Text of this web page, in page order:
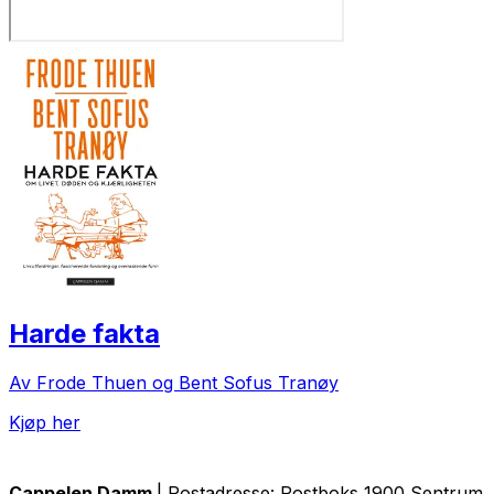
Harde fakta
Av Frode Thuen og Bent Sofus Tranøy
Kjøp her